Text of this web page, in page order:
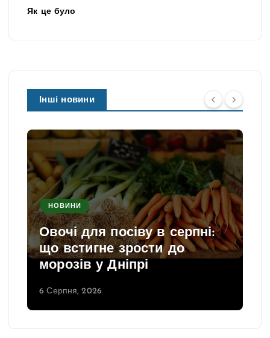
Як це було
Інші новини
НОВИНИ
Овочі для посіву в серпні:
що встигне зрости до
морозів у Дніпрі
6 Серпня, 2026